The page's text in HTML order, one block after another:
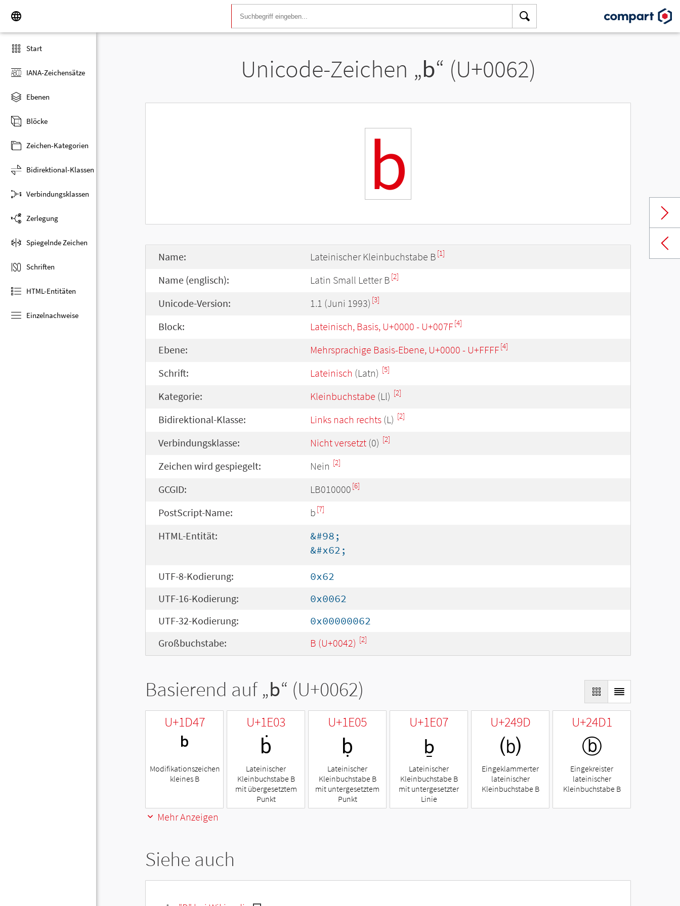
Start
IANA-Zeichensätze
Ebenen
Blöcke
Zeichen-Kategorien
Bidirektional-Klassen
Verbindungsklassen
Zerlegung
Spiegelnde Zeichen
Schriften
HTML-Entitäten
Einzelnachweise
Unicode-Zeichen „b“ (U+0062)
b
Name: Lateinischer Kleinbuchstabe B [1]
Name (englisch): Latin Small Letter B [2]
Unicode-Version: 1.1 (Juni 1993) [3]
Block: Lateinisch, Basis, U+0000 - U+007F[4]
Ebene: Mehrsprachige Basis-Ebene, U+0000 - U+FFFF[4]
Schrift: Lateinisch (Latn) [5]
Kategorie: Kleinbuchstabe (Ll) [2]
Bidirektional-Klasse: Links nach rechts (L) [2]
Verbindungsklasse: Nicht versetzt (0) [2]
Zeichen wird gespiegelt: Nein [2]
GCGID: LB010000 [6]
PostScript-Name: b [7]
HTML-Entität:
&#98;
&#x62;
UTF-8-Kodierung:
0x62
UTF-16-Kodierung:
0x0062
UTF-32-Kodierung:
0x00000062
Großbuchstabe:
B (U+0042) [2]
Basierend auf „b“ (U+0062)
U+1D47
ᵇ
Modifikationszeichen
kleines B
U+1E03
ḃ
Lateinischer
Kleinbuchstabe B
mit übergesetztem
Punkt
U+1E05
ḅ
Lateinischer
Kleinbuchstabe B
mit untergesetztem
Punkt
U+1E07
ḇ
Lateinischer
Kleinbuchstabe B
mit untergesetzter
Linie
U+249D
⒝
Eingeklammerter
lateinischer
Kleinbuchstabe B
U+24D1
ⓑ
Eingekreister
lateinischer
Kleinbuchstabe B
Mehr Anzeigen
Siehe auch